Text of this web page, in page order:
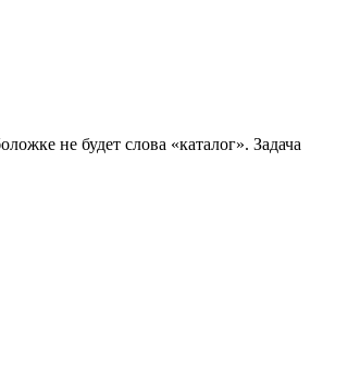
не будет слова «каталог». Задача